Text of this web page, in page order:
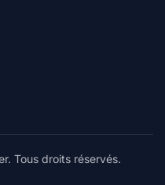
Tous droits réservés.